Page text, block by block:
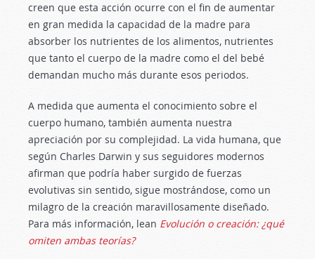
creen que esta acción ocurre con el fin de aumentar
en gran medida la capacidad de la madre para
absorber los nutrientes de los alimentos, nutrientes
que tanto el cuerpo de la madre como el del bebé
demandan mucho más durante esos periodos.
A medida que aumenta el conocimiento sobre el
cuerpo humano, también aumenta nuestra
apreciación por su complejidad. La vida humana, que
según Charles Darwin y sus seguidores modernos
afirman que podría haber surgido de fuerzas
evolutivas sin sentido, sigue mostrándose, como un
milagro de la creación maravillosamente diseñado.
Para más información, lean Evolución o creación: ¿qué
omiten ambas teorías?